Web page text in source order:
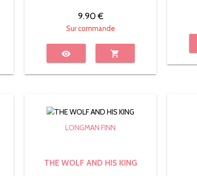
9.90 €
Sur commande
visibility shopping_cart
LONGMAN FINN
THE WOLF AND HIS KING